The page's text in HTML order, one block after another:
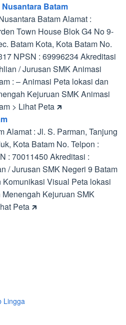
Batam
Batam Alamat :
Town House Blok G4 No 9-
Batam Kota, Kota Batam No.
NPSN : 69996234 Akreditasi
/ Jurusan SMK Animasi
: – Animasi Peta lokasi dan
Kejuruan SMK Animasi
> Lihat Peta 🡵
Alamat : Jl. S. Parman, Tanjung
Kota Batam No. Telpon :
: 70011450 Akreditasi :
/ Jurusan SMK Negeri 9 Batam
Visual Peta lokasi
Kejuruan SMK
Peta 🡵
Lingga